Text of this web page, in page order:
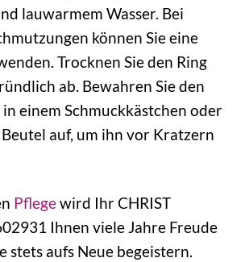
lauwarmem Wasser. Bei
können Sie eine
Trocknen Sie den Ring
ab. Bewahren Sie den
in einem Schmuckkästchen oder
auf, um ihn vor Kratzern
Pflegewird Ihr CHRIST
Ihnen viele Jahre Freude
stets aufs Neue begeistern.